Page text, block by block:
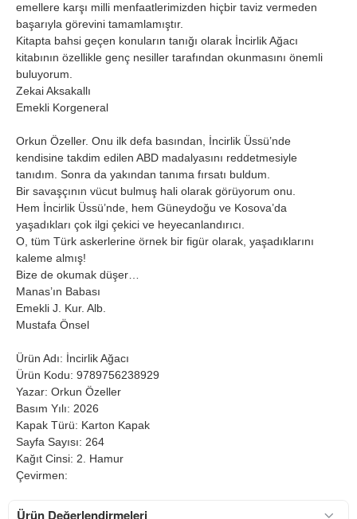
emellere karşı milli menfaatlerimizden hiçbir taviz vermeden
başarıyla görevini tamamlamıştır.
Kitapta bahsi geçen konuların tanığı olarak İncirlik Ağacı
kitabının özellikle genç nesiller tarafından okunmasını önemli
buluyorum.
Zekai Aksakallı
Emekli Korgeneral
Orkun Özeller. Onu ilk defa basından, İncirlik Üssü’nde
kendisine takdim edilen ABD madalyasını reddetmesiyle
tanıdım. Sonra da yakından tanıma fırsatı buldum.
Bir savaşçının vücut bulmuş hali olarak görüyorum onu.
Hem İncirlik Üssü’nde, hem Güneydoğu ve Kosova’da
yaşadıkları çok ilgi çekici ve heyecanlandırıcı.
O, tüm Türk askerlerine örnek bir figür olarak, yaşadıklarını
kaleme almış!
Bize de okumak düşer…
Manas’ın Babası
Emekli J. Kur. Alb.
Mustafa Önsel
Ürün Adı: İncirlik Ağacı
Ürün Kodu: 9789756238929
Yazar: Orkun Özeller
Basım Yılı: 2026
Kapak Türü: Karton Kapak
Sayfa Sayısı: 264
Kağıt Cinsi: 2. Hamur
Çevirmen:
Ürün Değerlendirmeleri